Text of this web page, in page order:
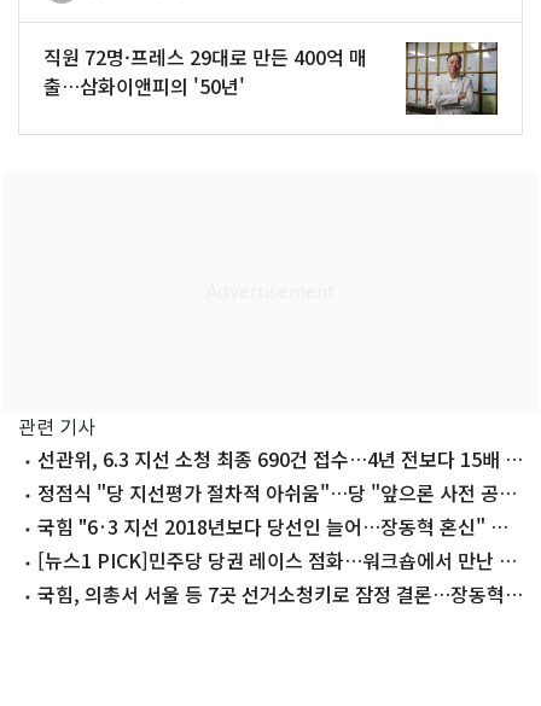
직원 72명·프레스 29대로 만든 400억 매
출…삼화이앤피의 '50년'
관련 기사
선관위, 6.3 지선 소청 최종 690건 접수…4년 전보다 15배 폭
증(종합)
정점식 "당 지선평가 절차적 아쉬움"…당 "앞으론 사전 공
유"국힘 "6·3 지선 2018년보다 당선인 늘어…장동혁 혼신" 자
평 [뉴스1 PICK]민주당 당권 레이스 점화…워크숍에서 만난 정
청래·김민석
국힘, 의총서 서울 등 7곳 선거소청키로 잠정 결론…장동혁